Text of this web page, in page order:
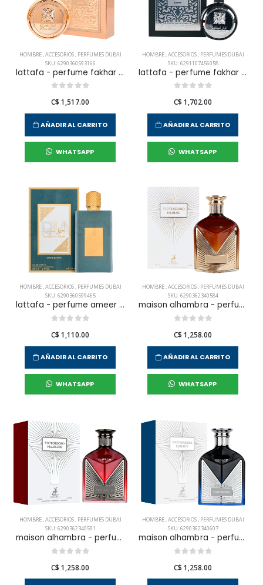
HOMBRE,ACCESORIOS, PERFUMES DUBAI
SKU: 6290360593166
lattafa - perfume fakhar gold extrait edp 100 ml para hombre
C$ 1,517.00
AÑADIR AL CARRITO
WHATSAPP
HOMBRE,ACCESORIOS, PERFUMES DUBAI
SKU: 6291107456058
lattafa - perfume fakhar edp 100 ml para hombre
C$ 1,702.00
AÑADIR AL CARRITO
WHATSAPP
HOMBRE,ACCESORIOS, PERFUMES DUBAI
SKU: 6290360599465
lattafa - perfume ameer al arab imperium edp 100 ml para hombre
C$ 1,110.00
AÑADIR AL CARRITO
WHATSAPP
HOMBRE,ACCESORIOS, PERFUMES DUBAI
SKU: 6290362340584
maison alhambra - perfume victorioso heroic edp 100 ml para hombre
C$ 1,258.00
AÑADIR AL CARRITO
WHATSAPP
HOMBRE,ACCESORIOS, PERFUMES DUBAI
SKU: 6290362340591
maison alhambra - perfume victorioso fearless edp 100 ml para hombre
C$ 1,258.00
HOMBRE,ACCESORIOS, PERFUMES DUBAI
SKU: 6290362340607
maison alhambra - perfume victorioso legacy edp 100 ml para hombre
C$ 1,258.00